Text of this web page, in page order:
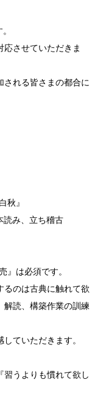
させていただきま
される皆さまの都合に
秋』
み、立ち稽古
』は必須です。
るのは古典に触れて欲
解読、構築作業の訓練
ていただきます。
うよりも慣れて欲し